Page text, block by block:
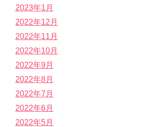
2023年1月
2022年12月
2022年11月
2022年10月
2022年9月
2022年8月
2022年7月
2022年6月
2022年5月